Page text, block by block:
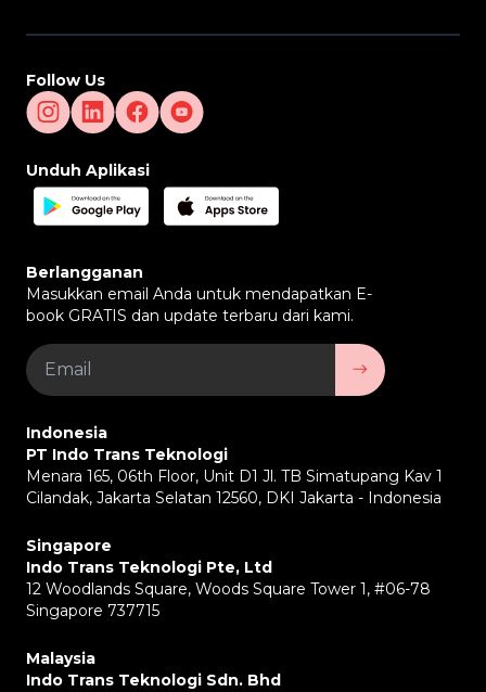
Follow Us
Unduh Aplikasi
Berlangganan
Masukkan email Anda untuk mendapatkan E-
book GRATIS dan update terbaru dari kami.
Indonesia
PT Indo Trans Teknologi
Menara 165, 06th Floor, Unit D1 Jl. TB Simatupang Kav 1
Cilandak, Jakarta Selatan 12560, DKI Jakarta - Indonesia
Singapore
Indo Trans Teknologi Pte, Ltd
12 Woodlands Square, Woods Square Tower 1, #06-78
Singapore 737715
Malaysia
Indo Trans Teknologi Sdn. Bhd